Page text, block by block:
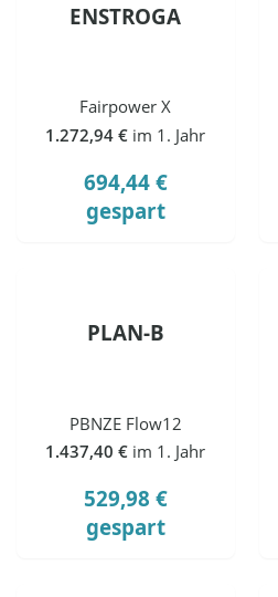
ENSTROGA
Fairpower X
1.272,94 € im 1. Jahr
694,44 €
gespart
PLAN-B
PBNZE Flow12
1.437,40 € im 1. Jahr
529,98 €
gespart